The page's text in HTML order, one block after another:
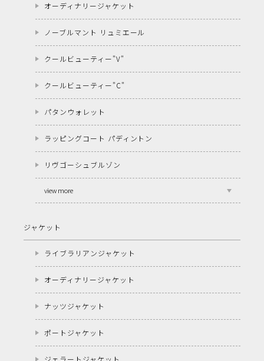
オーディナリージャケット
ノーブルマント リュミエール
クールビューティー"V"
クールビューティー"C"
パタンウォレット
ラッピングコート パディントン
リヴゴーシュブルゾン
view more
ジャケット
ライブラリアンジャケット
オーディナリージャケット
ナッツジャケット
ポートジャケット